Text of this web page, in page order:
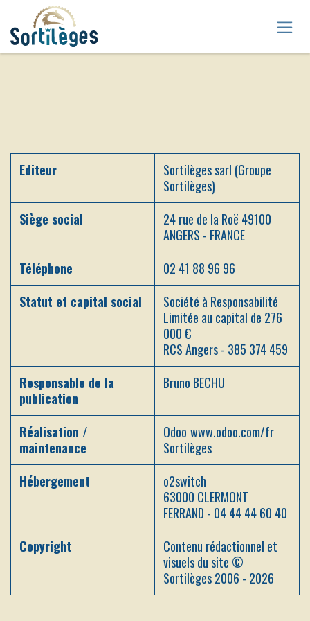
Se rendre au contenu
Editeur
Sortilèges sarl (Groupe
Sortilèges)
Siège social
24 rue de la Roë 49100
ANGERS - FRANCE
Téléphone
02 41 88 96 96
Statut et capital social
Société à Responsabilité
Limitée au capital de 276
000 €
RCS Angers - 385 374 459
Responsable de la
publication
Bruno BECHU
Réalisation /
maintenance
Odoo www.odoo.com/fr
Sortilèges
Hébergement
o2switch
63000 CLERMONT
FERRAND - 04 44 44 60 40
Copyright
Contenu rédactionnel et
visuels du site ©
Sortilèges 2006 - 2026